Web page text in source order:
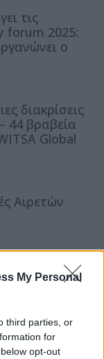
My Personal
third parties, or
for
opt-out
τις
forum 2025:
ο
διακρίσεις
44 βραβεία
Global
Αιρετών